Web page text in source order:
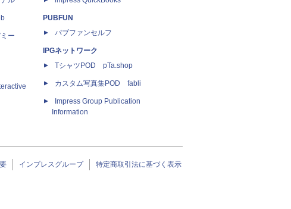
ー
PUBFUN
パブファンセルフ
IPGネットワーク
TシャツPOD pTa.shop
カスタム写真集POD fabli
Impress Group Publication
Information
インプレスグループ 特定商取引法に基づく表示